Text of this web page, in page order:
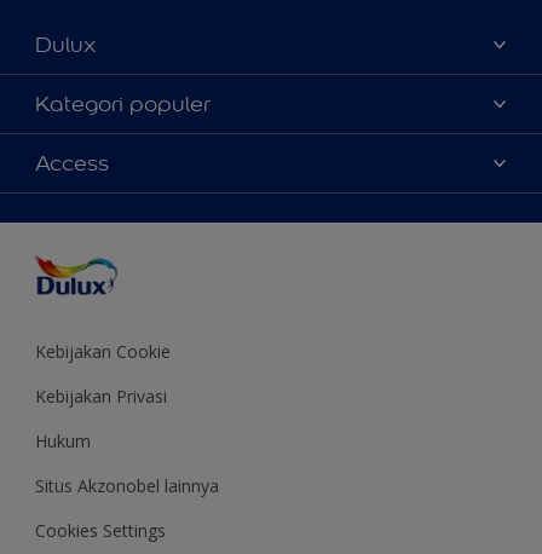
Dulux
Tentang Kami
Contact us
Temukan toko
Kategori populer
Warna
Produk
Inspirasi
Saran Mendekorasi
Colour of the Year
Access
Kebijakan Cookie
Kebijakan Privasi
Hukum
Situs Akzonobel lainnya
Cookies Settings